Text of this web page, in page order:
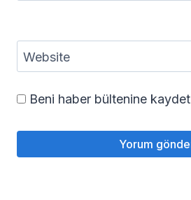
Website
Beni haber bültenine kaydet